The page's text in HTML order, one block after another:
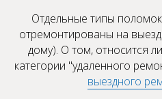
Отдельные типы
отремонтированы на
дому). О том, относится
категории "удаленного
выездного